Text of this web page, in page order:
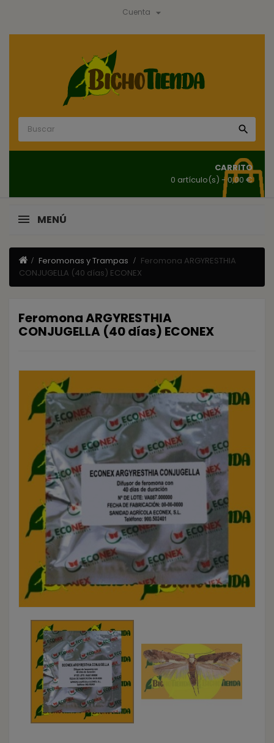
Cuenta 

CARRITO
0 artículo(s) - 0,00 €
MENÚ
Feromonas y Trampas
Feromona ARGYRESTHIA
CONJUGELLA (40 días) ECONEX
Feromona ARGYRESTHIA
CONJUGELLA (40 días) ECONEX